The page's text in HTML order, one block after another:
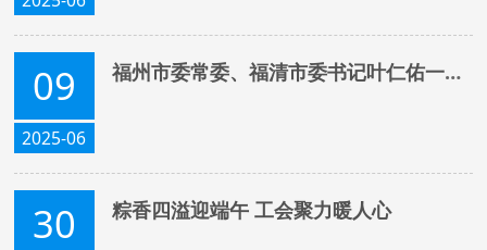
09
2025-06
福州市委常委、福清市委书记叶仁佑一行莅临福抗药业考察指导
30 粽香四溢迎端午 工会聚力暖人心